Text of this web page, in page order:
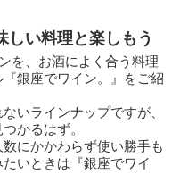
しい料理と楽しもう
を、お酒によく合う料理
銀座でワイン。』をご紹
いラインナップですが、
かるはず。
にかかわらず使い勝手も
いときは『銀座でワイ